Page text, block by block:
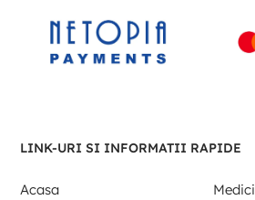
LINK-URI SI INFORMATII RAPIDE
Acasa
Medici